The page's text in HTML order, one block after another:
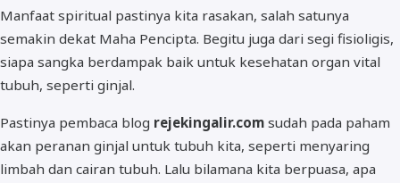
Manfaat spiritual pastinya kita rasakan, salah satunya
semakin dekat Maha Pencipta. Begitu juga dari segi fisioligis,
siapa sangka berdampak baik untuk kesehatan organ vital
tubuh, seperti ginjal.
Pastinya pembaca blog rejekingalir.com sudah pada paham
akan peranan ginjal untuk tubuh kita, seperti menyaring
limbah dan cairan tubuh. Lalu bilamana kita berpuasa, apa